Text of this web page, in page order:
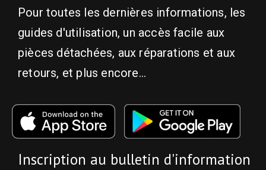
Pour toutes les dernières informations, les
guides d'utilisation, un accès facile aux
pièces détachées, aux réparations et aux
retours, et plus encore...
Inscription au bulletin d'information